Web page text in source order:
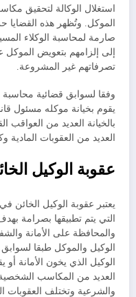
استغلال الوكالة لتحقيق
الموكل. وتُظهر هذه القضايا
صارمة لمحاسبة الوكلاء
إلى إلزامهم بتعويض الموكل
تصرفاتهم غير المشروعة.
وفقا لسوابق قضائية
يقوم بخيانة موكله مسئول
بالخيانة العديد من العواقب
العديد من العقوبات المادية
عقوبة الوكيل
يعتبر عقوبة الوكيل الخائن
التي يتم تطبيقها بصرامة
والمحافظة على الأمانة
الوكيل والموكل طبقا
الوكيل الذي يخون الأمانة
العديد من المكاسب الشخصية
والشرعية وتختلف العقوبات